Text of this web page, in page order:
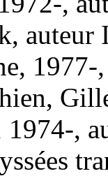
auteur
,